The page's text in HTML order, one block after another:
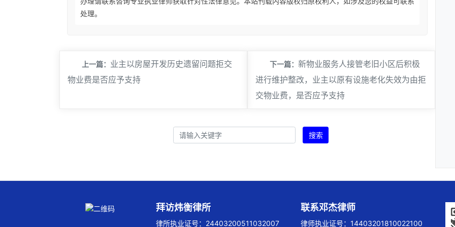
处理。
上一篇： ​业主以房屋开发历史遗留问题拒交
物业费是否应予支持
下一篇： ​新物业服务人接管老旧小区后积极
进行维护整改，业主以原有设施老化失效为由拒
交物业费，是否应予支持
搜索
拜访炜衡律所
律所执业证号：24403200511032007
联系邓杰律师
律师执业证号：14403201810022100